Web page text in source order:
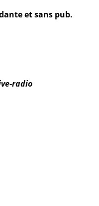
et sans pub.
radio